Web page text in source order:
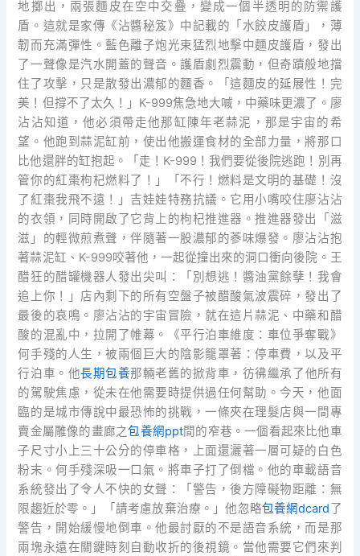
地擲出，兩張麵皮在空中交疊，變成一個半透明的防禦護
盾。這就是家傳《沾醬秘笈》中記載的「水餃皮護盾」，薄
韌而充滿彈性。藍色離子炮光束猛烈地擊中麵皮護盾，發出
了一聲像是汽水開蓋的聲音。護盾劇烈震動，但奇蹟般地擋
住了攻擊，只是散發出濃郁的麵香。「這麵皮的延展性！完
美！但撐不了太久！」K-999焦急地大喊，中藥味更濃了。廖
沾沾知道，他必須帶走他那缸陳年老蒜泥，那是宇宙的希
望。他跑到蒜泥缸前，使出他搬運食材的全部力量，將那口
比他還胖的缸抱起。「走！K-999！我們要從後院逃跑！別再
管你的紅棗枸杞燃料了！」「不行！燃料是文明的基礎！沒
了紅棗我飛不遠！」吉娃娃特務抗議。它用小嘴咬住廖沾沾
的衣領，同時開啟了它背上的枸杞推進器。推進器發出「滋
滋」的輕微煎煮聲，伴隨著一股濃郁的蔘味爆發。廖沾沾抱
著蒜泥缸、K-999咬著他，一起從撞出來的洞口衝向後院。王
醋狂的醋罐機器人發出尖叫：「別想逃！醬油黨餘孽！我會
追上你！」店內剩下的所有空盤子被醋酸氣波震碎，發出了
最後的哀鳴。廖沾沾的宇宙冒險，就在這片蒜泥、中藥和醋
酸的混亂中，拉開了帷幕。《平行泊車維度：車位爭奪戰》
何手殘的人生，被兩個巨大的陰影籠罩著：停車費，以及平
行泊車。他長期包養那輛老舊的掀背車，彷彿繼承了他所有
的駕駛焦慮，從未在他需要時提供過任何幫助。今天，他面
臨的是城市傳說中最恐怖的挑戰，一條夾在理髮店與一間專
賣金屬雕像的畫廊之包養網ppt間的窄巷。一個看起來比他車
子尺寸小上三十公分的停車格，上面還灑著一層可疑的白色
粉末。何手殘深吸一口氣。將車子打了倒檔。他的車載語音
系統發出了令人不快的女聲：「警告，後方障礙物距離：無
限趨近於零。」「請考慮放棄治療。」他忽略包養網dcard了
警告，開始緩慢地倒車。他最討厭的不是語音系統，而是那
兩塊永遠在關鍵時刻自動收折的後視鏡。當他需要它們來判